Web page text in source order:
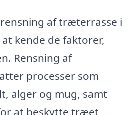
af træterrasse i
kende de faktorer,
Rensning af
processer som
alger og mug, samt
at beskytte træet